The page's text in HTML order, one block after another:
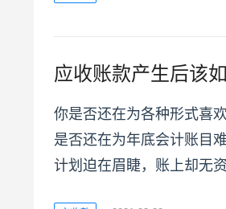
应收账款产生后该
你是否还在为各种形式喜
是否还在为年底会计账目
计划迫在眉睫，账上却无